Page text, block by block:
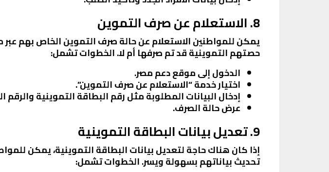
8. الاستعلام عن صرف التموين
يمكن للمواطنين الاستعلام عن حالة صرف التموين الخاص بهم
حصتهم التموينية قد تم صرفها أم لا. الخطوات تشمل:
الدخول إلى موقع دعم مصر.
اختيار خدمة “الاستعلام عن صرف التموين”.
إدخال البيانات المطلوبة مثل رقم البطاقة التموينية والرقم
عرض حالة الصرف.
9. تعديل بيانات البطاقة التموينية
إذا كان هناك حاجة لتعديل بيانات البطاقة التموينية، يمكن
تحديث بياناتهم بسهولة ويسر. الخطوات تشمل: